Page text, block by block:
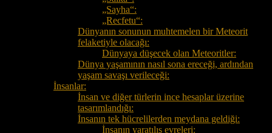
„Sayha“:
„Recfetu“:
Dünyanın sonunun muhtemelen bir Meteorit
felaketiyle olacağı:
Dünyaya düşecek olan Meteoritler:
Dünya yaşamının nasıl sona ereceği, ardından
yaşam savaşı verileceği:
İnsanlar:
İnsan ve diğer türlerin ince hesaplar üzerine
tasarımlandığı:
İnsanın tek hücrelilerden meydana geldiği:
İnsanın yaratılış evreleri: